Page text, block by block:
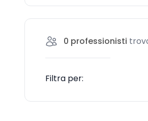
0 professionisti
Filtra per: